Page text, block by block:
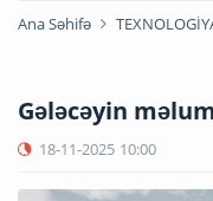
Ana Səhifə
Gələcəyin
18-11-2025 10:00